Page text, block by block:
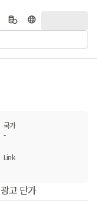
국가
-
Link
광고 단가